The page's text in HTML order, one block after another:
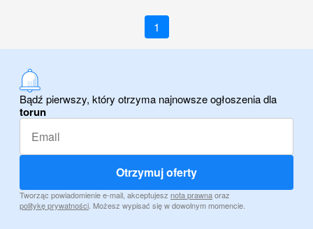
1
Bądź pierwszy, który otrzyma najnowsze ogłoszenia dla
torun
Otrzymuj oferty
Tworząc powiadomienie e-mail, akceptujesz nota prawnaoraz
politykę prywatności . Możesz wypisać się w dowolnym momencie.